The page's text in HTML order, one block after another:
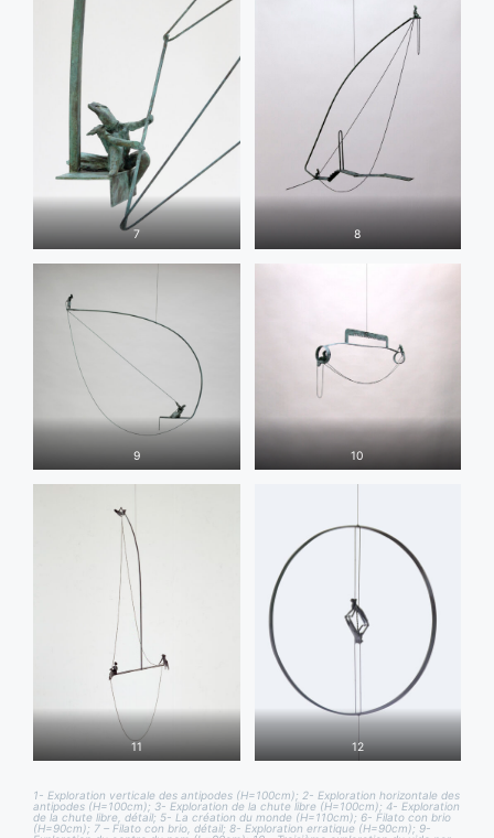
7 8
9 10
11 12
1- Exploration verticale des antipodes (H=100cm); 2- Exploration horizontale des
antipodes (H=100cm); 3- Exploration de la chute libre (H=100cm); 4- Exploration
de la chute libre, détail; 5- La création du monde (H=110cm); 6- Filato con brio
(H=90cm); 7 – Filato con brio, détail; 8- Exploration erratique (H=90cm); 9-